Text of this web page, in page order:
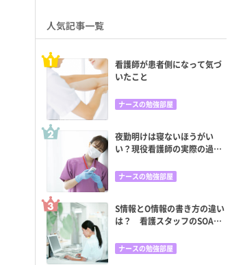
人気記事一覧
看護師が患者側になって気づ
いたこと
ナースの勉強部屋
夜勤明けは寝ないほうがい
い？現役看護師の実際の過ご
ナースの勉強部屋
S情報とO情報の書き方の違い
は？ 看護スタッフのSOAP
ナースの勉強部屋